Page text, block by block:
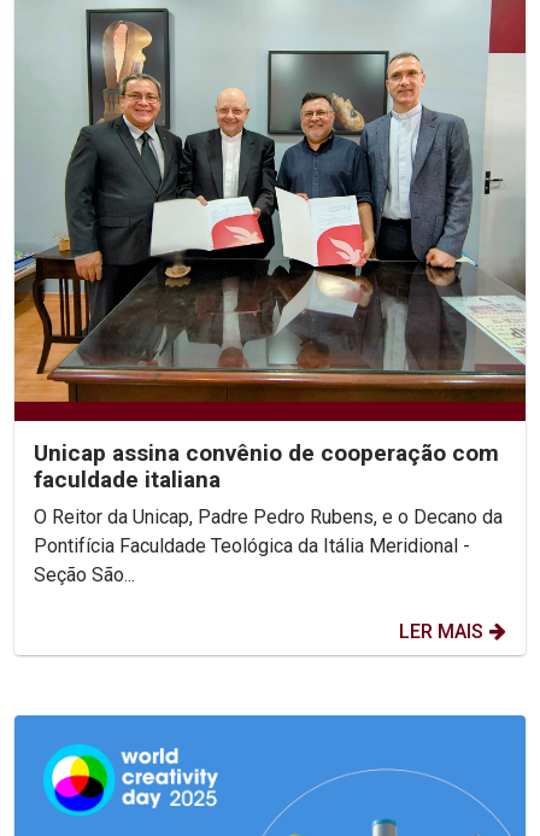
Unicap assina convênio de cooperação com
faculdade italiana
O Reitor da Unicap, Padre Pedro Rubens, e o Decano da
Pontifícia Faculdade Teológica da Itália Meridional -
Seção São...
LER MAIS